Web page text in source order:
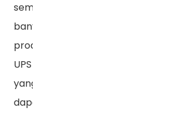
semakin
banyak
produk
UPS
yang
dapat